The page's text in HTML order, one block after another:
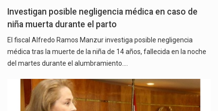
Investigan posible negligencia médica en caso de
niña muerta durante el parto
El fiscal Alfredo Ramos Manzur investiga posible negligencia
médica tras la muerte de la niña de 14 años, fallecida en la noche
del martes durante el alumbramiento.…